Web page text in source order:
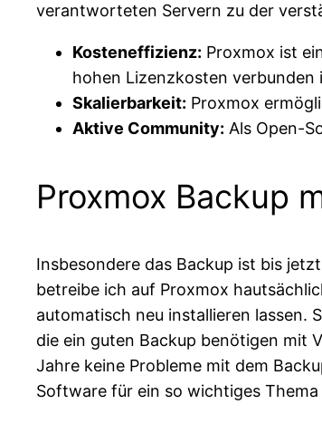
verantworteten Servern zu der
Kosteneffizienz: Proxmox ist
hohen Lizenzkosten verbunden
Skalierbarkeit: Proxmox
Aktive Community: Als Open-
Proxmox Backup
Insbesondere das Backup ist bis
betreibe ich auf Proxmox
automatisch neu installieren lassen.
die ein guten Backup benötigen mit
Jahre keine Probleme mit dem
Software für ein so wichtiges